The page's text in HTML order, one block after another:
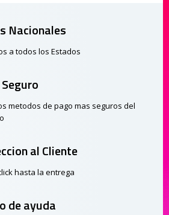
Nacionales
a todos los Estados
metodos de pago mas seguros del
al Cliente
hasta la entrega
de ayuda